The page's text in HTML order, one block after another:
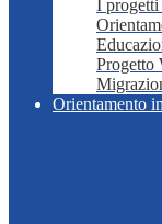
I
Progetto
Orientamento